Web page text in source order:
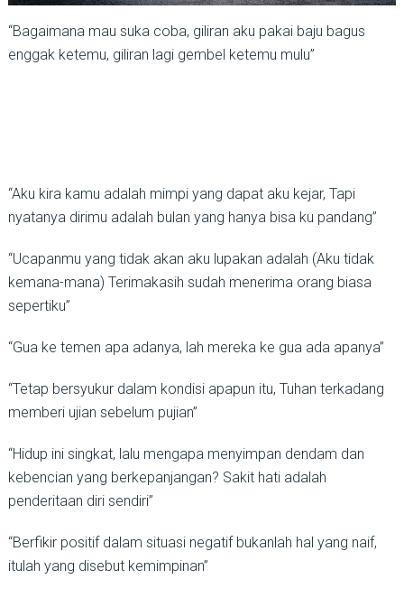
“Bagaimana mau suka coba, giliran aku pakai baju bagus
enggak ketemu, giliran lagi gembel ketemu mulu”
“Aku kira kamu adalah mimpi yang dapat aku kejar, Tapi
nyatanya dirimu adalah bulan yang hanya bisa ku pandang”
“Ucapanmu yang tidak akan aku lupakan adalah (Aku tidak
kemana-mana) Terimakasih sudah menerima orang biasa
sepertiku”
“Gua ke temen apa adanya, lah mereka ke gua ada apanya”
“Tetap bersyukur dalam kondisi apapun itu, Tuhan terkadang
memberi ujian sebelum pujian”
“Hidup ini singkat, lalu mengapa menyimpan dendam dan
kebencian yang berkepanjangan? Sakit hati adalah
penderitaan diri sendiri”
“Berfikir positif dalam situasi negatif bukanlah hal yang naif,
itulah yang disebut kemimpinan”